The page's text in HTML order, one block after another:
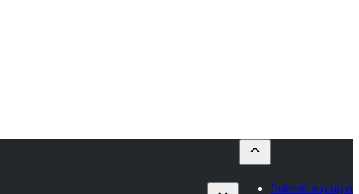
Submit a plugin